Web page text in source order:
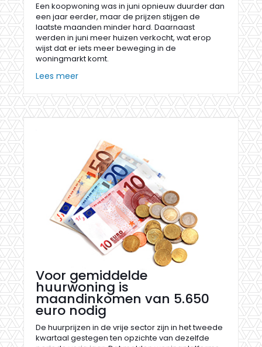
Een koopwoning was in juni opnieuw duurder dan
een jaar eerder, maar de prijzen stijgen de
laatste maanden minder hard. Daarnaast
werden in juni meer huizen verkocht, wat erop
wijst dat er iets meer beweging in de
woningmarkt komt.
Lees meer
Voor gemiddelde
huurwoning is
maandinkomen van 5.650
euro nodig
De huurprijzen in de vrije sector zijn in het tweede
kwartaal gestegen ten opzichte van dezelfde